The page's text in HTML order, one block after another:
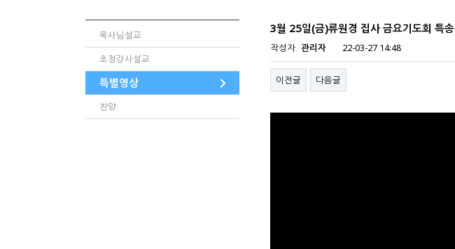
목사님설교
초청강사설교
특별영상
찬양
3월 25일(금)류원경 집사 금요기도회 특송
작성자 관리자 22-03-27 14:48
이전글 다음글